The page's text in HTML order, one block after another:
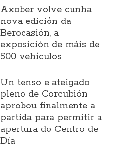
Axober volve cunha
nova edición da
Berocasión, a
exposición de máis de
500 vehículos
Un tenso e ateigado
pleno de Corcubión
aprobou finalmente a
partida para permitir a
apertura do Centro de
Día